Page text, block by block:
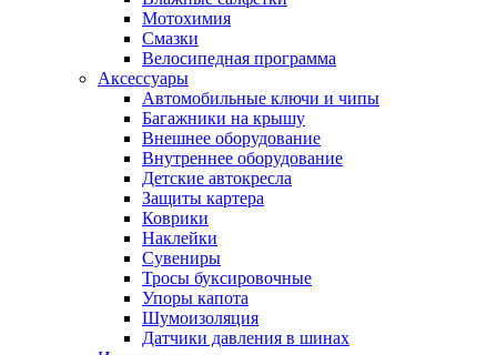
Мотохимия
Смазки
Велосипедная программа
Аксессуары
Автомобильные ключи и чипы
Багажники на крышу
Внешнее оборудование
Внутреннее оборудование
Детские автокресла
Защиты картера
Коврики
Наклейки
Сувениры
Тросы буксировочные
Упоры капота
Шумоизоляция
Датчики давления в шинах